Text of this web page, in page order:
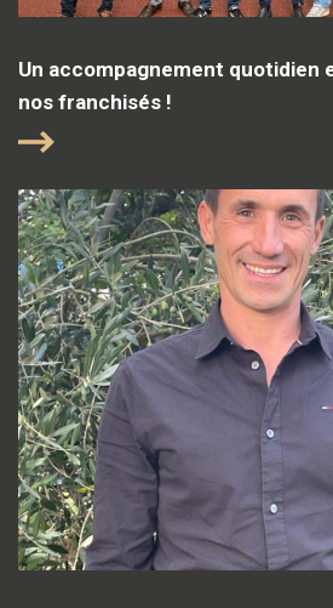
Un accompagnement quotidien
nos franchisés !